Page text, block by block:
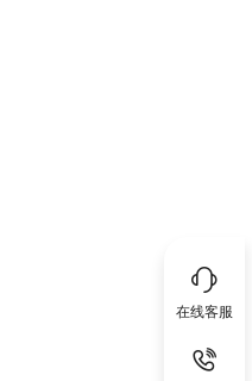
在线客服